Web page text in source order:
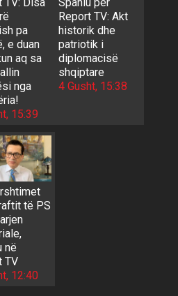
pa
e duan
aq sa
nga
15:39
Report TV: Akt
historik dhe
patriotik i
diplomacisë
shqiptare
4 Gusht, 15:38
të PS
në
TV
12:40